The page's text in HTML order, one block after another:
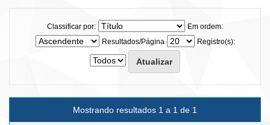
Classificar por:
Em ordem:
Resultados/Página
Registro(s):
Mostrando resultados 1 a 1 de 1